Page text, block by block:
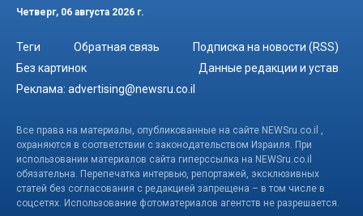
Четверг, 06 августа 2026 г.
Теги Обратная связь
Подписка на новости (RSS)
Без картинок
Данные редакции и устав
Реклама: advertising@newsru.co.il
Все права на материалы, опубликованные на сайте NEWSru.co.il ,
охраняются в соответствии с законодательством Израиля. При
использовании материалов сайта гиперссылка на NEWSru.co.il
обязательна. Перепечатка интервью, репортажей, эксклюзивных
статей без согласования с редакцией запрещена – в том числе в
соцсетях. Использование фотоматериалов агентств не разрешается.